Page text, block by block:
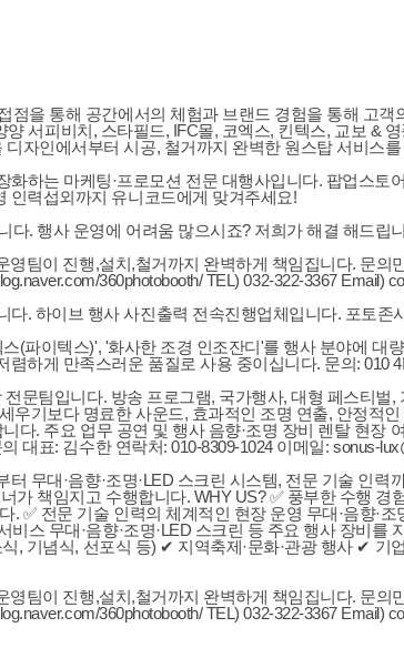
을 통해 공간에서의 체험과 브랜드 경험을 통해 고
서피비치, 스타필드, IFC몰, 코엑스, 킨텍스, 교보 &
자인에서부터 시공, 철거까지 완벽한 원스탑 서비스
하는 마케팅·프로모션 전문 대행사입니다. 팝업스토
인력섭외까지 유니코드에게 맞겨주세요!
. 행사 운영에 어려움 많으시죠? 저희가 해결 해드립
팀이 진행,설치,철거까지 완벽하게 책임집니다. 문
360photobooth/ TEL) 032-322-3367 Email)
. 하이브 행사 사진출력 전속진행업체입니다. 포토존
(파이텍스)', '화사한 조경 인조잔디'를 행사 분야에 대
하게 만족스러운 품질로 사용 중이십니다. 문의: 010
문팀입니다. 방송 프로그램, 국가행사, 대형 페스티
기보다 명료한 사운드, 효과적인 조명 연출, 안정적
다. 주요 업무 공연 및 행사 음향·조명 장비 렌탈 현장
대표: 김수한 연락처: 010-8309-1024 이메일: sonus-
무대·음향·조명·LED 스크린 시스템, 전문 기술 인
가 책임지고 수행합니다. WHY US? ✅ 풍부한 수행
✅ 전문 기술 인력의 체계적인 현장 운영 무대·음향·
스 무대·음향·조명·LED 스크린 등 주요 행사 장비
기념식, 선포식 등) ✔ 지역축제·문화·관광 행사 ✔ 기
팀이 진행,설치,철거까지 완벽하게 책임집니다. 문
360photobooth/ TEL) 032-322-3367 Email)